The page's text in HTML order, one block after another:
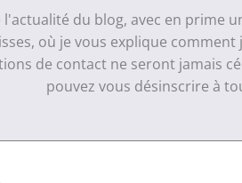
l'actualité du blog, avec en prime
où je vous explique comment
de contact ne seront jamais
pouvez vous désinscrire à